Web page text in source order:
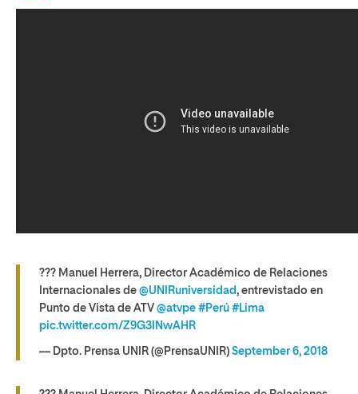
??? Manuel Herrera, Director Académico de Relaciones
Internacionales de @UNIRuniversidad, entrevistado en
Punto de Vista de ATV @atvpe #Perú #Lima
pic.twitter.com/Z9G3INwAHR
— Dpto. Prensa UNIR (@PrensaUNIR) September 6, 2018